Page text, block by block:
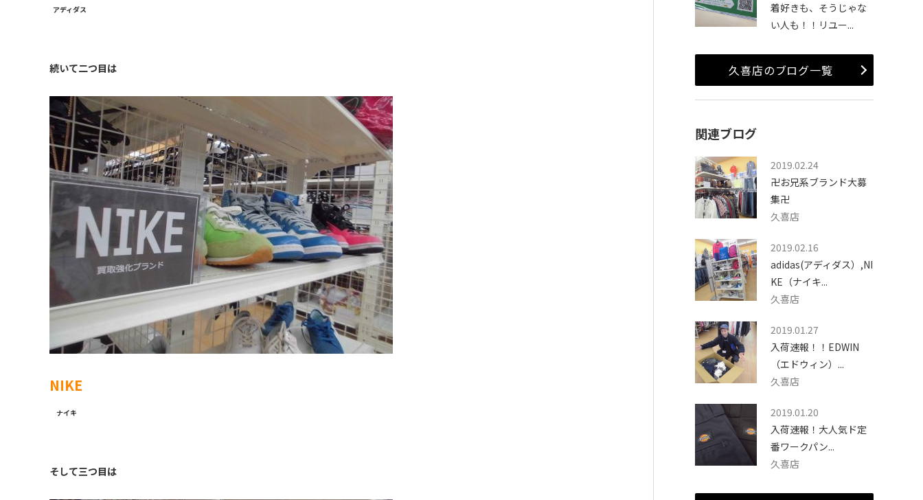
アディダス
続いて二つ目は
NIKE
ナイキ
そして三つ目は
着好きも、そうじゃな
い人も！！リユー...
久喜店のブログ一覧
関連ブログ
2019.02.24
卍お兄系ブランド大募
集卍
久喜店
2019.02.16
adidas(アディダス）,NI
KE（ナイキ...
久喜店
2019.01.27
入荷速報！！EDWIN
（エドウィン）...
久喜店
2019.01.20
入荷速報！大人気ド定
番ワークパン...
久喜店